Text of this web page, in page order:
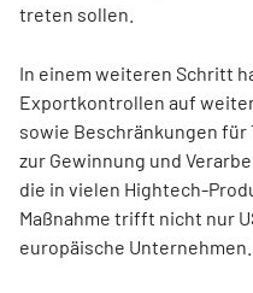
treten sollen.
In einem weiteren Schritt
Exportkontrollen auf
sowie Beschränkungen für
zur Gewinnung und
die in vielen Hightech-
Maßnahme trifft nicht nur
europäische Unternehmen.